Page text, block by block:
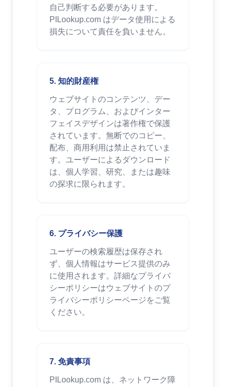
自己判断する必要があります。
PILookup.com はデータ使用による
損失について責任を負いません。
5. 知的財産権
ウェブサイトのコンテンツ、デー
タ、プログラム、およびインター
フェイスデザインは著作権で保護
されています。無断でのコピー、
配布、商用利用は禁止されていま
す。ユーザーによるダウンロード
は、個人学習、研究、または趣味
の探求に限られます。
6. プライバシー保護
ユーザーの検索履歴は保存され
ず、個人情報はサービス提供のみ
に使用されます。詳細なプライバ
シーポリシーはウェブサイトのプ
ライバシーポリシーページをご覧
ください。
7. 免責事項
PILookup.com は、ネットワーク障